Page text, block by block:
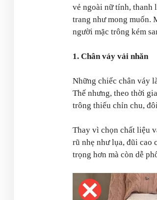
vẻ ngoài nữ tính, thanh
trang như mong muốn.
người mặc trông kém
1. Chân váy vải nhăn
Những chiếc chân váy
Thế nhưng, theo thời
trông thiếu chỉn chu,
Thay vì chọn chất liệu
rũ nhẹ như lụa, đũi cao
trọng hơn mà còn dễ